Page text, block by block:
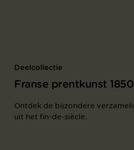
Deelcollectie
Franse prentkunst
Ontdek de bijzondere
uit het fin-de-siècle.